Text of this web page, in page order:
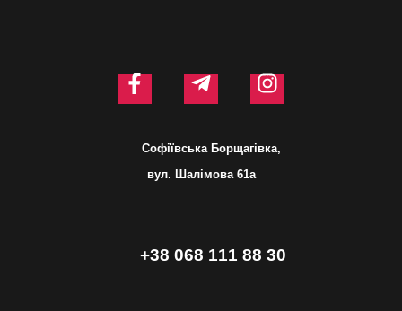
Софіївська Борщагівка,
вул. Шалімова 61а
+38 068 111 88 30